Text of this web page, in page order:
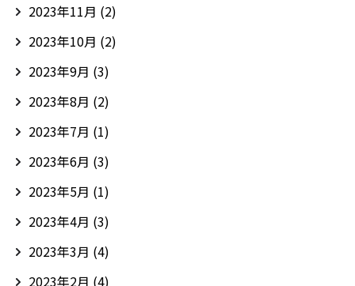
2023年11月 (2)
2023年10月 (2)
2023年9月 (3)
2023年8月 (2)
2023年7月 (1)
2023年6月 (3)
2023年5月 (1)
2023年4月 (3)
2023年3月 (4)
2023年2月 (4)